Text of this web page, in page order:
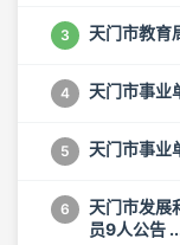
3 天门市教育
4 天门市事
5 天门市事业
6
天门市发展
员9人公告